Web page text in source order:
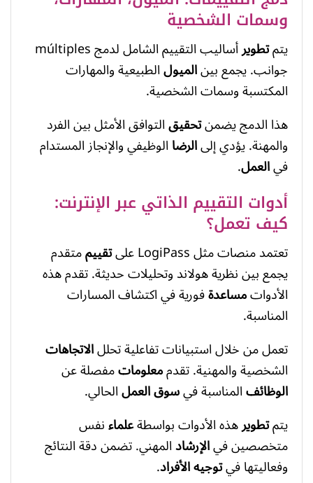
وسمات الشخصية
يتمتطوير أساليب التقييم الشامل لدمج múltiples
جوانب. يجمع بينالميولالطبيعية والمهارات
المكتسبة وسمات الشخصية.
هذا الدمج يضمنتحقيقالتوافق الأمثل بين الفرد
والمهنة. يؤدي إلىالرضاالوظيفي والإنجاز المستدام
فيالعمل.
أدوات التقييم الذاتي عبر الإنترنت:
كيف تعمل؟
تعتمد منصات مثل LogiPass على تقييممتقدم
يجمع بين نظرية هولاند وتحليلات حديثة. تقدم هذه
الأدواتمساعدةفورية في اكتشاف المسارات
المناسبة.
تعمل من خلال استبيانات تفاعلية تحللالاتجاهات
الشخصية والمهنية. تقدممعلوماتمفصلة عن
الوظائفالمناسبة فيسوق العملالحالي.
يتمتطويرهذه الأدوات بواسطةعلماءنفس
متخصصين فيالإرشادالمهني. تضمن دقة النتائج
وفعاليتها فيتوجيهالأفراد.